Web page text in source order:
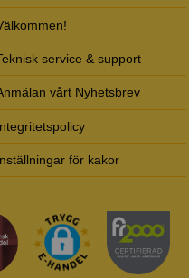
service & support
vårt Nyhetsbrev
för kakor